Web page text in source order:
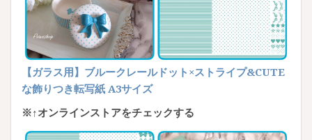
【ガラス用】ブルークレールドット×ストライプ&CUTE
な飾りつき転写紙 A3サイズ
※↑オンラインストアをチェックする